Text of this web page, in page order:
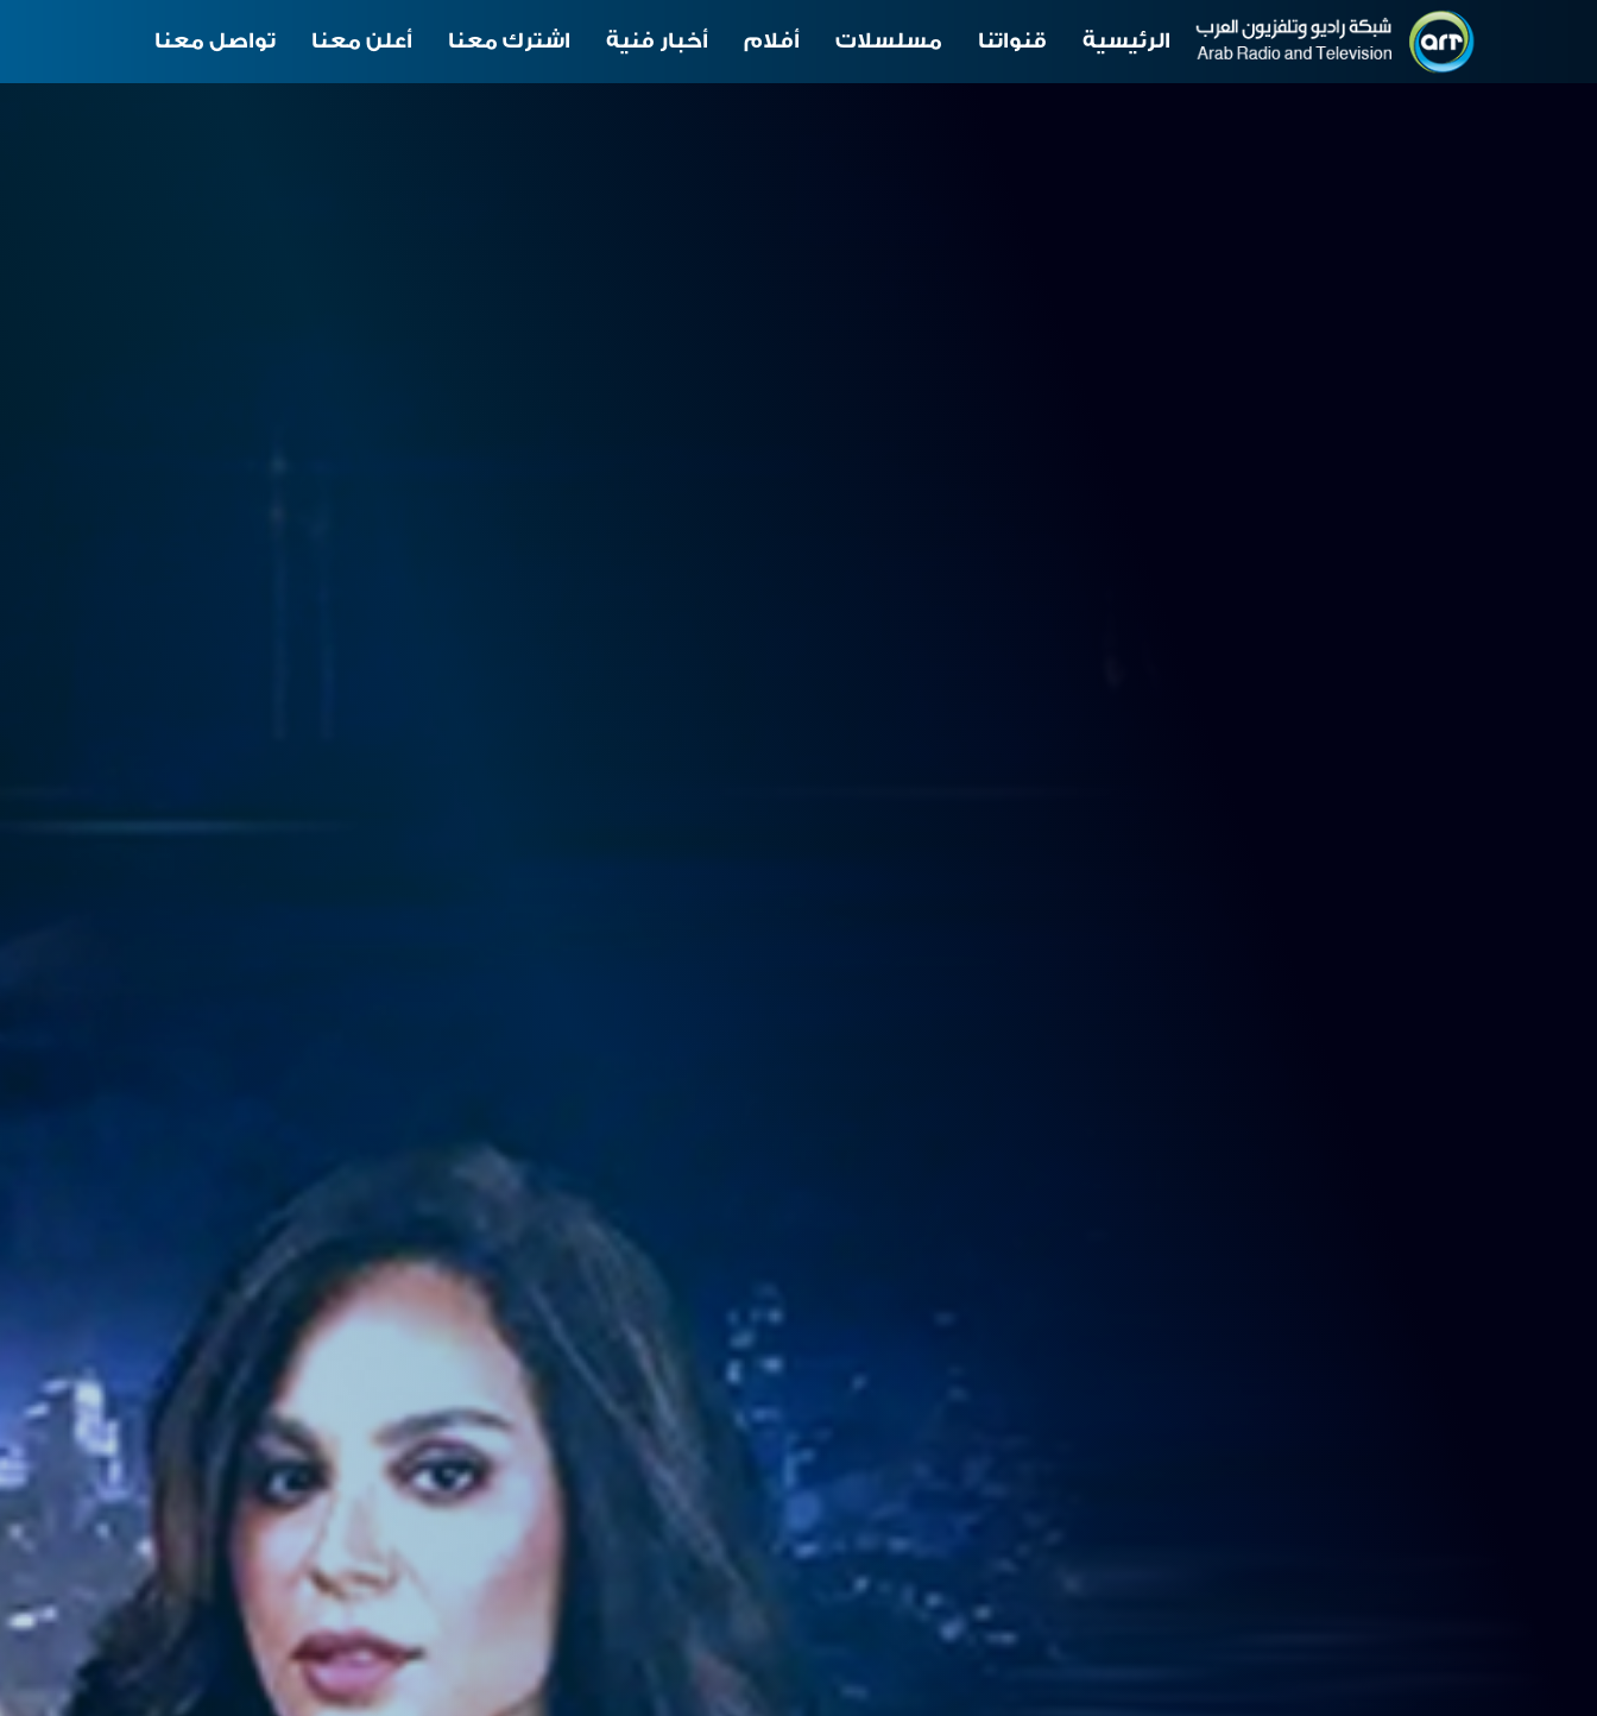
تواصل معنا أعلن معنا اشترك معنا أخبار فنية أفلام مسلسلات قنواتنا الرئيسية